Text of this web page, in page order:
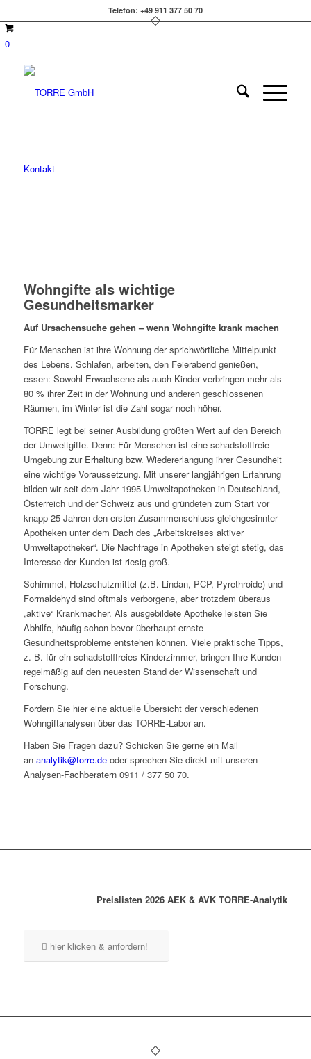
Telefon: +49 911 377 50 70
0
Kontakt
Wohngifte als wichtige
Gesundheitsmarker
Auf Ursachensuche gehen – wenn Wohngifte krank machen
Für Menschen ist ihre Wohnung der sprichwörtliche Mittelpunkt
des Lebens. Schlafen, arbeiten, den Feierabend genießen,
essen: Sowohl Erwachsene als auch Kinder verbringen mehr als
80 % ihrer Zeit in der Wohnung und anderen geschlossenen
Räumen, im Winter ist die Zahl sogar noch höher.
TORRE legt bei seiner Ausbildung größten Wert auf den Bereich
der Umweltgifte. Denn: Für Menschen ist eine schadstofffreie
Umgebung zur Erhaltung bzw. Wiedererlangung ihrer Gesundheit
eine wichtige Voraussetzung. Mit unserer langjährigen Erfahrung
bilden wir seit dem Jahr 1995 Umweltapotheken in Deutschland,
Österreich und der Schweiz aus und gründeten zum Start vor
knapp 25 Jahren den ersten Zusammenschluss gleichgesinnter
Apotheken unter dem Dach des „Arbeitskreises aktiver
Umweltapotheker“. Die Nachfrage in Apotheken steigt stetig, das
Interesse der Kunden ist riesig groß.
Schimmel, Holzschutzmittel (z.B. Lindan, PCP, Pyrethroide) und
Formaldehyd sind oftmals verborgene, aber trotzdem überaus
„aktive“ Krankmacher. Als ausgebildete Apotheke leisten Sie
Abhilfe, häufig schon bevor überhaupt ernste
Gesundheitsprobleme entstehen können. Viele praktische Tipps,
z. B. für ein schadstofffreies Kinderzimmer, bringen Ihre Kunden
regelmäßig auf den neuesten Stand der Wissenschaft und
Forschung.
Fordern Sie hier eine aktuelle Übersicht der verschiedenen
Wohngiftanalysen über das TORRE-Labor an.
Haben Sie Fragen dazu? Schicken Sie gerne ein Mail
an analytik@torre.deoder sprechen Sie direkt mit unseren
Analysen-Fachberatern 0911 / 377 50 70.
Preislisten 2026 AEK & AVK TORRE-Analytik
hier klicken & anfordern!